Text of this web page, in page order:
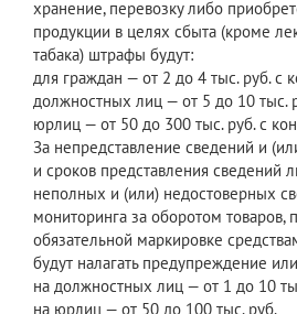
хранение, перевозку либо
продукции в целях сбыта (кроме
табака) штрафы будут:
для граждан — от 2 до 4 тыс. руб. с
должностных лиц — от 5 до 10 тыс.
юрлиц — от 50 до 300 тыс. руб. с
За непредставление сведений и
и сроков представления сведений
неполных и (или) недостоверных
мониторинга за оборотом товаров,
обязательной маркировке
будут налагать предупреждение
на должностных лиц — от 1 до 10
на юрлиц — от 50 до 100 тыс. руб.